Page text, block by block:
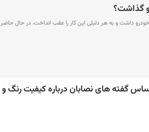
گذاشت؟
اسفند 1404 قصد خرید خودرو داشت و به هر دلیلی این کار را عقب انداخت، در حال حاضر
گفته های نصابان درباره کیفیت رنگ و